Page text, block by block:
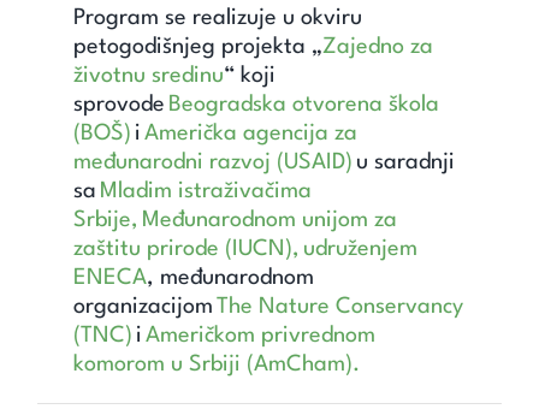
Program se realizuje u okviru
petogodišnjeg projekta „Zajedno za
životnu sredinu“ koji
sprovode Beogradska otvorena škola
(BOŠ) iAmerička agencija za
međunarodni razvoj (USAID) u saradnji
sa Mladim istraživačima
Srbije, Međunarodnom unijom za
zaštitu prirode (IUCN), udruženjem
ENECA, međunarodnom
organizacijomThe Nature Conservancy
(TNC) iAmeričkom privrednom
komorom u Srbiji (AmCham).